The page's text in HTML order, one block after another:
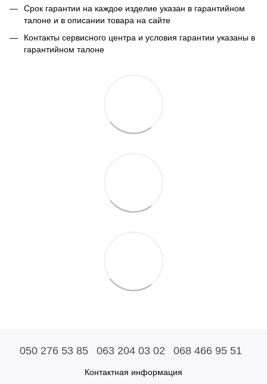
Срок гарантии на каждое изделие указан в гарантийном
талоне и в описании товара на сайте
Контакты сервисного центра и условия гарантии указаны в
гарантийном талоне
050 276 53 85 063 204 03 02 068 466 95 51
Контактная информация